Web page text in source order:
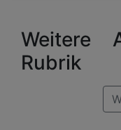
Weitere
Rubrik